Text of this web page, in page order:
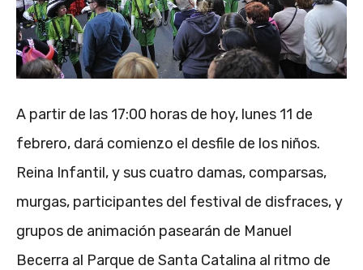
A partir de las 17:00 horas de hoy, lunes 11 de
febrero, dará comienzo el desfile de los niños.
Reina Infantil, y sus cuatro damas, comparsas,
murgas, participantes del festival de disfraces, y
grupos de animación pasearán de Manuel
Becerra al Parque de Santa Catalina al ritmo de